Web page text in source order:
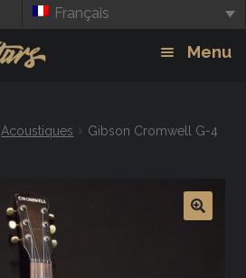
Français
Menu
Acoustiques Gibson Cromwell G-4